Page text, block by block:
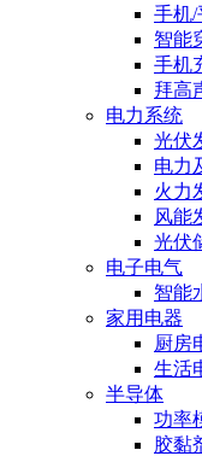
手机/
智能
手机
拜高
电力系统
光伏
电力
火力
风能
光伏
电子电气
智能
家用电器
厨房
生活
半导体
功率
胶黏